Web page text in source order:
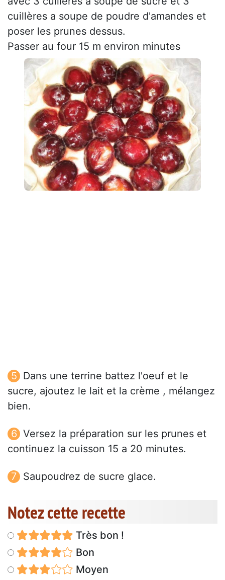
cuillères a soupe de poudre d'amandes et
poser les prunes dessus.
Passer au four 15 m environ minutes
Dans une terrine battez l'oeuf et le
sucre, ajoutez le lait et la crème , mélangez
bien.
Versez la préparation sur les prunes et
continuez la cuisson 15 a 20 minutes.
Saupoudrez de sucre glace.
Notez cette recette
Très bon !
Bon
Moyen